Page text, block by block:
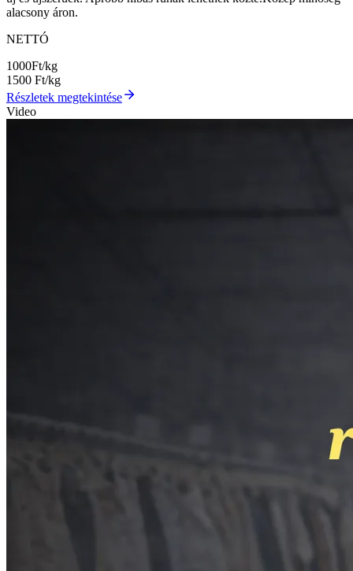
alacsony áron.
NETTÓ
1000Ft/kg
1500 Ft/kg
Részletek megtekintése
Video